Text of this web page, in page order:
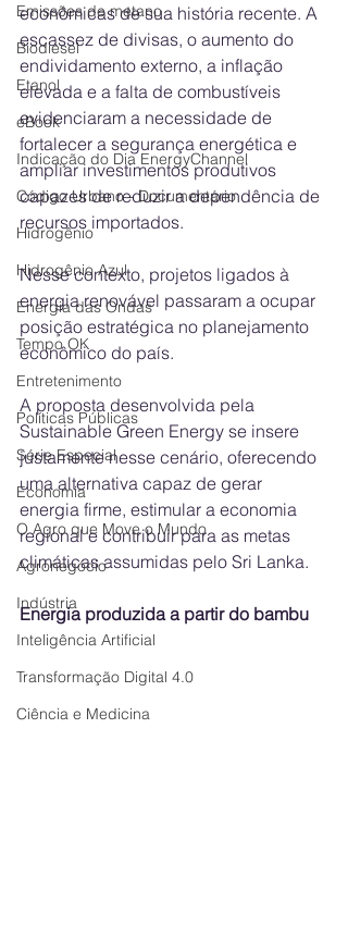
Emissões de metano
Biodiesel
Etanol
eBook
Indicação do Dia EnergyChannel
Código Urbano - Documentário
Hidrogênio
Hidrogênio Azul
Energia das Ondas
Tempo OK
Entretenimento
Políticas Públicas
Série Especial
Economia
O Agro que Move o Mundo
Agronegócio
Indústria
Inteligência Artificial
Transformação Digital 4.0
Ciência e Medicina
econômicas de sua história recente. A
escassez de divisas, o aumento do
endividamento externo, a inflação
elevada e a falta de combustíveis
evidenciaram a necessidade de
fortalecer a segurança energética e
ampliar investimentos produtivos
capazes de reduzir a dependência de
recursos importados.
Nesse contexto, projetos ligados à
energia renovável passaram a ocupar
posição estratégica no planejamento
econômico do país.
A proposta desenvolvida pela
Sustainable Green Energy se insere
justamente nesse cenário, oferecendo
uma alternativa capaz de gerar
energia firme, estimular a economia
regional e contribuir para as metas
climáticas assumidas pelo Sri Lanka.
Energia produzida a partir do bambu